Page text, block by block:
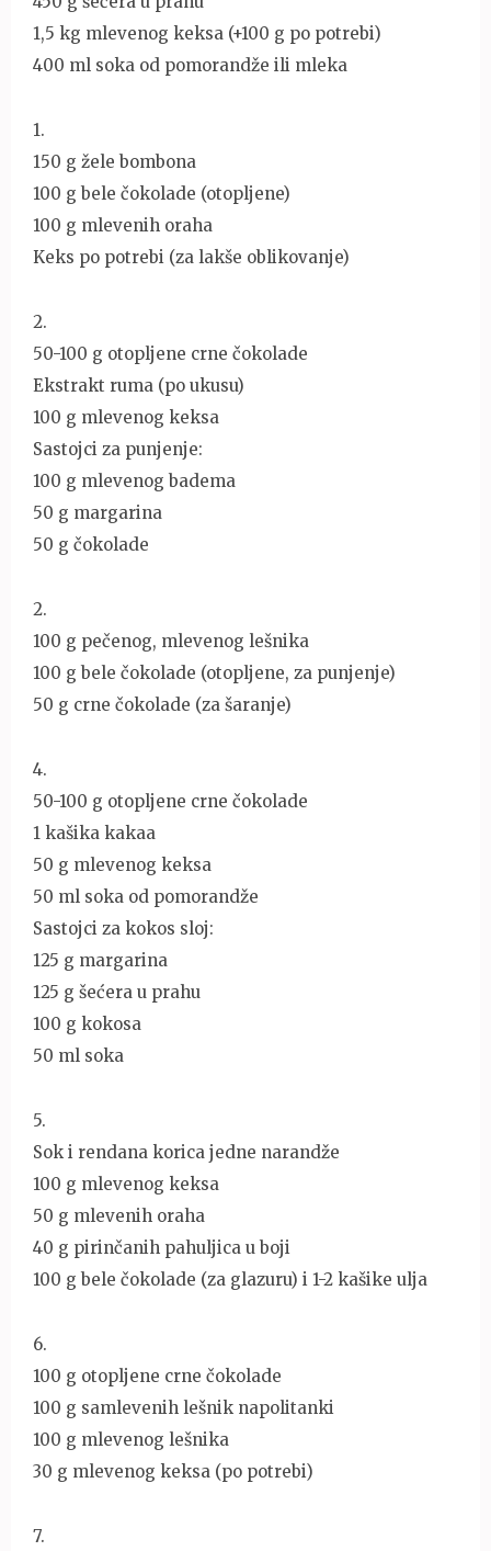
1,5 kg mlevenog keksa (+100 g po potrebi)
400 ml soka od pomorandže ili mleka
1.
150 g žele bombona
100 g bele čokolade (otopljene)
100 g mlevenih oraha
Keks po potrebi (za lakše oblikovanje)
2.
50-100 g otopljene crne čokolade
Ekstrakt ruma (po ukusu)
100 g mlevenog keksa
Sastojci za punjenje:
100 g mlevenog badema
50 g margarina
50 g čokolade
2.
100 g pečenog, mlevenog lešnika
100 g bele čokolade (otopljene, za punjenje)
50 g crne čokolade (za šaranje)
4.
50-100 g otopljene crne čokolade
1 kašika kakaa
50 g mlevenog keksa
50 ml soka od pomorandže
Sastojci za kokos sloj:
125 g margarina
125 g šećera u prahu
100 g kokosa
50 ml soka
5.
Sok i rendana korica jedne narandže
100 g mlevenog keksa
50 g mlevenih oraha
40 g pirinčanih pahuljica u boji
100 g bele čokolade (za glazuru) i 1-2 kašike ulja
6.
100 g otopljene crne čokolade
100 g samlevenih lešnik napolitanki
100 g mlevenog lešnika
30 g mlevenog keksa (po potrebi)
7.